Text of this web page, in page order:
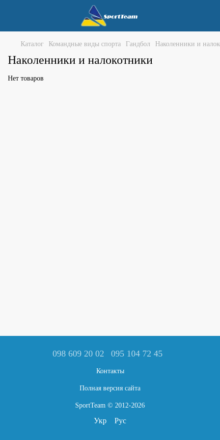
Каталог Командные виды спорта Гандбол Наколенники и
Наколенники и налокотники
Нет товаров
098 609 20 02 095 104 72 45
Контакты
Полная версия сайта
SportTeam © 2012-2026
Укр Рус